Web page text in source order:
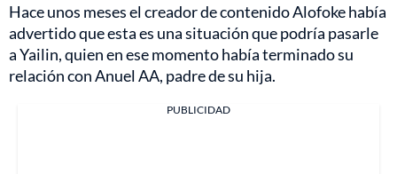
Hace unos meses el creador de contenido Alofoke había
advertido que esta es una situación que podría pasarle
a Yailin, quien en ese momento había terminado su
relación con Anuel AA, padre de su hija.
PUBLICIDAD